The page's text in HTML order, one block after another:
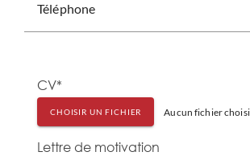
Téléphone
CV*
CHOISIR UN FICHIER Aucun fichier choisi
Lettre de motivation